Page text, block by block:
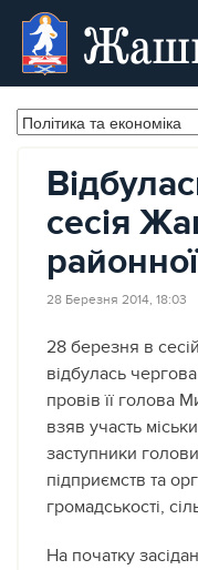
сесія
28 Березня 2014, 18:03
28 березня в
відбулась
провів її голова
взяв участь
заступники
підприємств та
громадськості,
На початку